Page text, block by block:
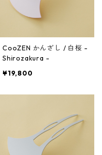
CooZEN かんざし / 白桜 -
Shirozakura -
¥19,800